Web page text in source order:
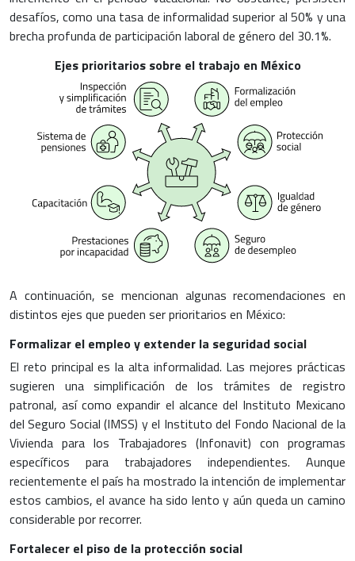
desafíos, como una tasa de informalidad superior al 50% y una
brecha profunda de participación laboral de género del 30.1%.
Ejes prioritarios sobre el trabajo en México
A continuación, se mencionan algunas recomendaciones en
distintos ejes que pueden ser prioritarios en México:
Formalizar el empleo y extender la seguridad social
El reto principal es la alta informalidad. Las mejores prácticas
sugieren una simplificación de los trámites de registro
patronal, así como expandir el alcance del Instituto Mexicano
del Seguro Social (IMSS) y el Instituto del Fondo Nacional de la
Vivienda para los Trabajadores (Infonavit) con programas
específicos para trabajadores independientes. Aunque
recientemente el país ha mostrado la intención de implementar
estos cambios, el avance ha sido lento y aún queda un camino
considerable por recorrer.
Fortalecer el piso de la protección social